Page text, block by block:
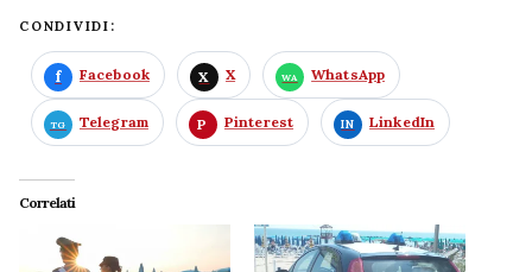
CONDIVIDI:
Facebook X WhatsApp
Telegram Pinterest LinkedIn
Correlati